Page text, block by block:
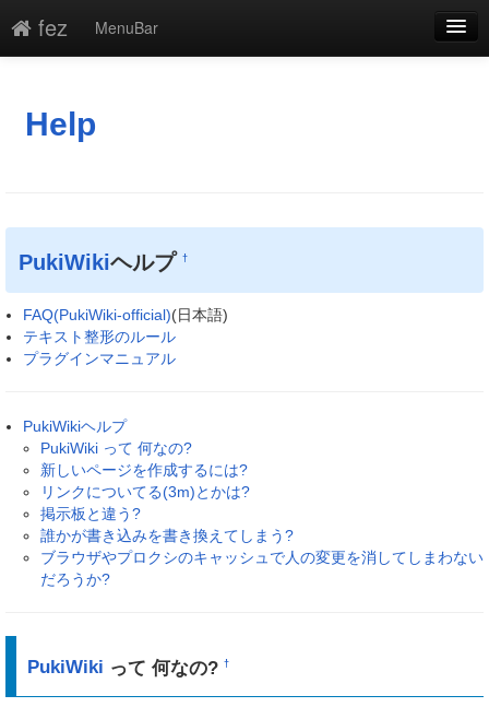
fez
MenuBar
添付
一覧
単語検索
Help
PukiWikiヘルプ†
FAQ(PukiWiki-official)(日本語)
テキスト整形のルール
プラグインマニュアル
PukiWikiヘルプ
PukiWiki って 何なの?
新しいページを作成するには?
リンクについてる(3m)とかは?
掲示板と違う?
誰かが書き込みを書き換えてしまう?
ブラウザやプロクシのキャッシュで人の変更を消してしまわない
だろうか?
PukiWiki って 何なの?†